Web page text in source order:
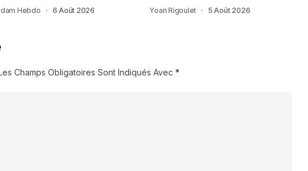
Hebdo 6 Août 2026 Yoan Rigoulet 5 Août 2026
Champs Obligatoires Sont Indiqués Avec *